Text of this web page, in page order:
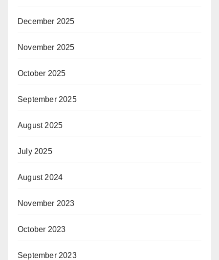
December 2025
November 2025
October 2025
September 2025
August 2025
July 2025
August 2024
November 2023
October 2023
September 2023